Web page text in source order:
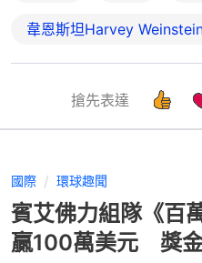
韋恩斯坦Harvey
搶先表達
國際 環球趣聞
賓艾佛力組隊《百
贏100萬美元 獎